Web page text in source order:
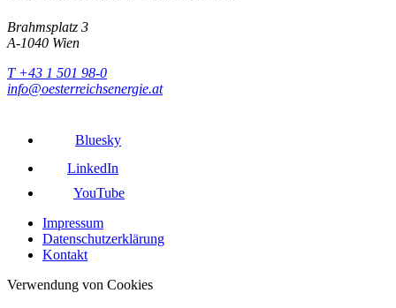
Brahmsplatz 3
A-1040 Wien
T +43 1 501 98-0
info@oesterreichsenergie.at
Bluesky
LinkedIn
YouTube
Impressum
Datenschutzerklärung
Kontakt
Verwendung von Cookies